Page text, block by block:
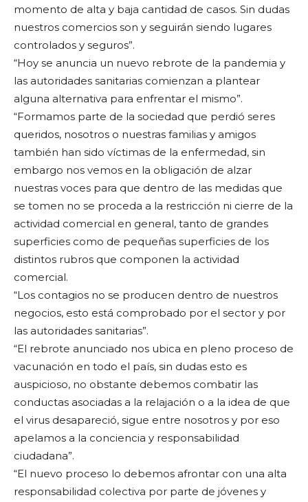
momento de alta y baja cantidad de casos. Sin dudas
nuestros comercios son y seguirán siendo lugares
controlados y seguros”.
“Hoy se anuncia un nuevo rebrote de la pandemia y
las autoridades sanitarias comienzan a plantear
alguna alternativa para enfrentar el mismo”.
“Formamos parte de la sociedad que perdió seres
queridos, nosotros o nuestras familias y amigos
también han sido víctimas de la enfermedad, sin
embargo nos vemos en la obligación de alzar
nuestras voces para que dentro de las medidas que
se tomen no se proceda a la restricción ni cierre de la
actividad comercial en general, tanto de grandes
superficies como de pequeñas superficies de los
distintos rubros que componen la actividad
comercial.
“Los contagios no se producen dentro de nuestros
negocios, esto está comprobado por el sector y por
las autoridades sanitarias”.
“El rebrote anunciado nos ubica en pleno proceso de
vacunación en todo el país, sin dudas esto es
auspicioso, no obstante debemos combatir las
conductas asociadas a la relajación o a la idea de que
el virus desapareció, sigue entre nosotros y por eso
apelamos a la conciencia y responsabilidad
ciudadana”.
“El nuevo proceso lo debemos afrontar con una alta
responsabilidad colectiva por parte de jóvenes y